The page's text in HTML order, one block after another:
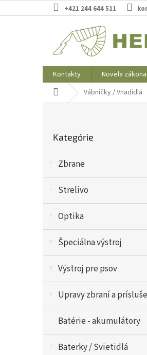
na
+421 244 644 511
Kontakty Novela
DomovVábničky / Vnadidlá
a
kategórie
Kategórie
Zbrane
Strelivo
Optika
Špeciálna výstroj
Výstroj pre psov
Upravy zbraní a
Batérie - akumulátory
Baterky / Svietidlá